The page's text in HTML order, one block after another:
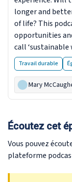
longer and
of life? This
opportunities
call ‘sustainable
Travail durable
Mary
Écoutez cet
Vous pouvez
plateforme